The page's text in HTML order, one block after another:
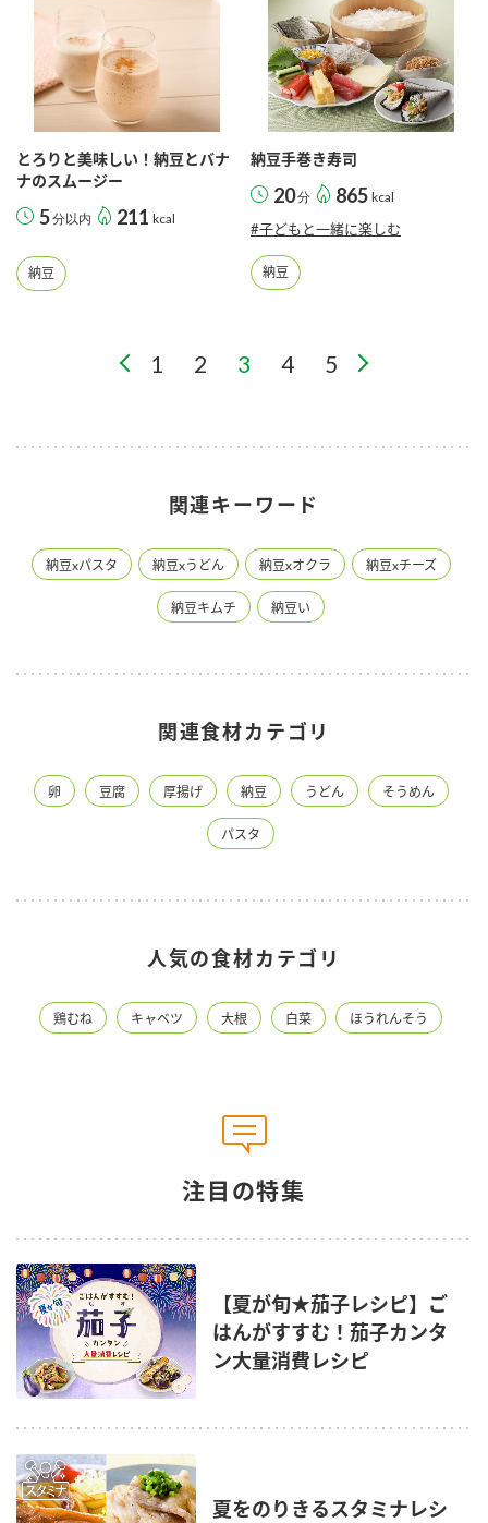
とろりと美味しい！納豆とバナ
ナのスムージー
5分以内 211 kcal
納豆
納豆手巻き寿司
20分 865 kcal
#子どもと一緒に楽しむ
納豆
1 2 3 4 5
関連キーワード
納豆xパスタ 納豆xうどん 納豆xオクラ 納豆xチーズ
納豆キムチ 納豆い
関連食材カテゴリ
卵 豆腐 厚揚げ 納豆 うどん そうめん
パスタ
人気の食材カテゴリ
鶏むね キャベツ 大根 白菜 ほうれんそう
注目の特集
【夏が旬★茄子レシピ】ご
はんがすすむ！茄子カンタ
ン大量消費レシピ
夏をのりきるスタミナレシ